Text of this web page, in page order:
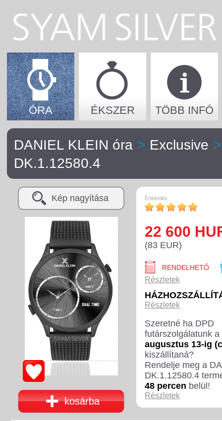
ÓRA ÉKSZER TÖBB INFÓ
DANIEL KLEIN óra > Exclusive >
DK.1.12580.4
Értékelés
22 600
(83 EUR)
RENDELHETŐ
Részletek
Részletek
Szeretné ha DPD
futárszolgálatunk a
augusztus 13-ig
kiszállítaná?
Rendelje meg a
DK.1.12580.4
48 percen belül!
Részletek
Kép nagyítása
kosárba